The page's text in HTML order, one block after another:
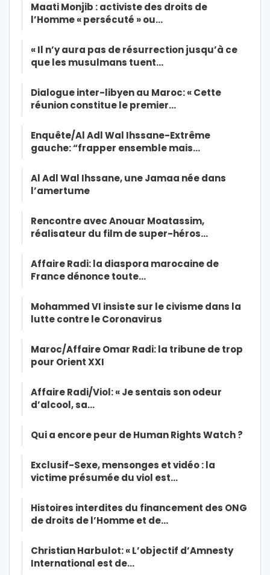
Maati Monjib : activiste des droits de
l’Homme « persécuté » ou…
« Il n’y aura pas de résurrection jusqu’à ce
que les musulmans tuent…
Dialogue inter-libyen au Maroc: « Cette
réunion constitue le premier…
Enquête/Al Adl Wal Ihssane-Extrême
gauche: “frapper ensemble mais…
Al Adl Wal Ihssane, une Jamaa née dans
l’amertume
Rencontre avec Anouar Moatassim,
réalisateur du film de super-héros…
Affaire Radi: la diaspora marocaine de
France dénonce toute…
Mohammed VI insiste sur le civisme dans la
lutte contre le Coronavirus
Maroc/Affaire Omar Radi: la tribune de trop
pour Orient XXI
Affaire Radi/Viol: « Je sentais son odeur
d’alcool, sa…
Qui a encore peur de Human Rights Watch ?
Exclusif-Sexe, mensonges et vidéo : la
victime présumée du viol est…
Histoires interdites du financement des ONG
de droits de l’Homme et de…
Christian Harbulot: « L’objectif d’Amnesty
International est de…